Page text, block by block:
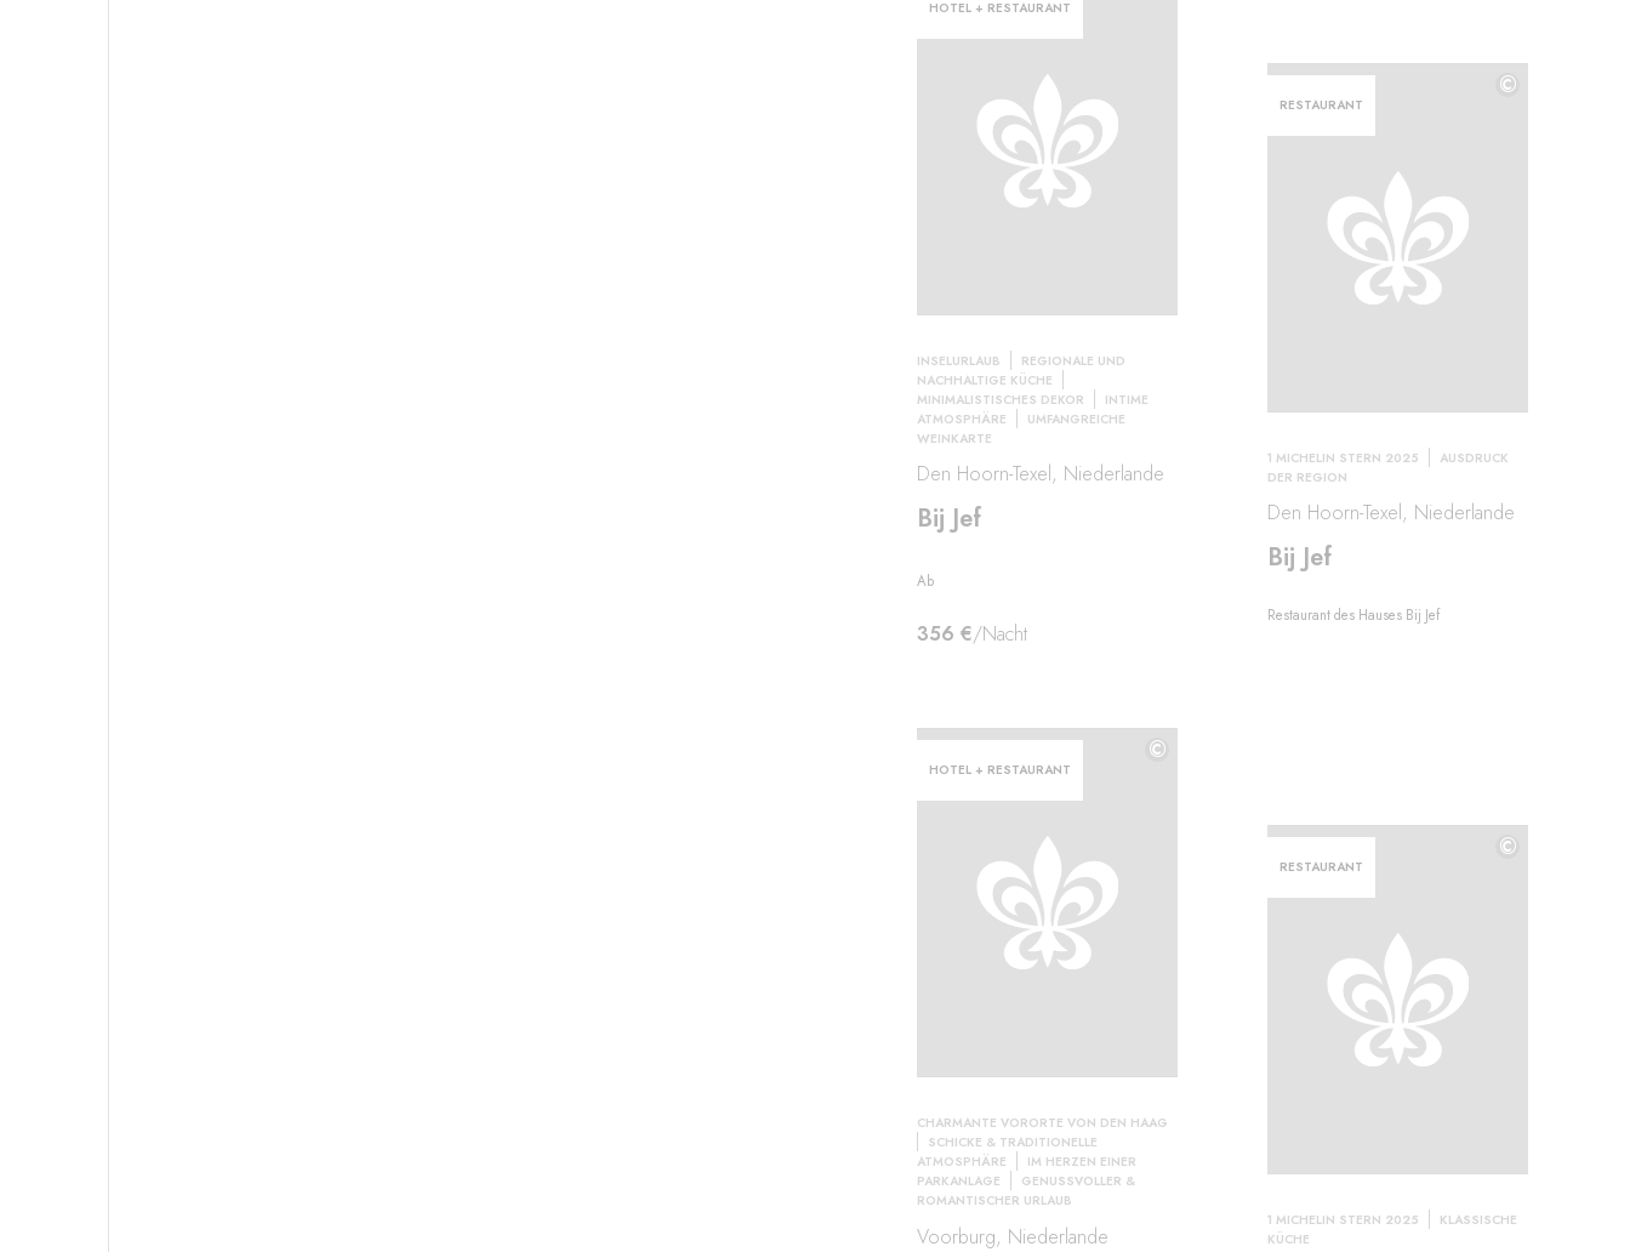
HOTEL + RESTAURANT
INSELURLAUB
REGIONALE UND
NACHHALTIGE KÜCHE
MINIMALISTISCHES DEKOR
INTIME
ATMOSPHÄRE
UMFANGREICHE
WEINKARTE
Den Hoorn-Texel, Niederlande
Bij Jef
Ab
356 €/Nacht
RESTAURANT
©
1 MICHELIN STERN 2025
AUSDRUCK
DER REGION
Den Hoorn-Texel, Niederlande
Bij Jef
Restaurant des Hauses Bij Jef
HOTEL + RESTAURANT
©
CHARMANTE VORORTE VON DEN HAAG
SCHICKE & TRADITIONELLE
ATMOSPHÄRE
IM HERZEN EINER
PARKANLAGE
GENUSSVOLLER &
ROMANTISCHER URLAUB
Voorburg, Niederlande
RESTAURANT
©
1 MICHELIN STERN 2025
KLASSISCHE
KÜCHE